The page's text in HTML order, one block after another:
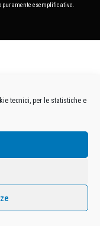
tecnici, per le statistiche e
puramente esemplificative.